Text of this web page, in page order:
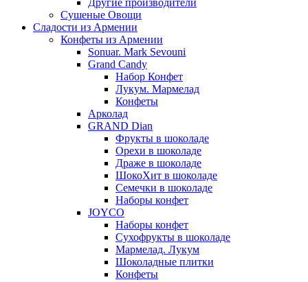
Другие производители
Сушеные Овощи
Сладости из Армении
Конфеты из Армении
Sonuar. Mark Sevouni
Grand Candy
Набор Конфет
Лукум. Мармелад
Конфеты
Арколад
GRAND Dian
Фрукты в шоколаде
Орехи в шоколаде
Драже в шоколаде
ШокоХит в шоколаде
Семечки в шоколаде
Наборы конфет
JOYCO
Наборы конфет
Сухофрукты в шоколаде
Мармелад. Лукум
Шоколадные плитки
Конфеты